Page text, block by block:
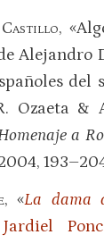
Castillo,
Alejandro
del
Ozaeta &
a
, «La dama